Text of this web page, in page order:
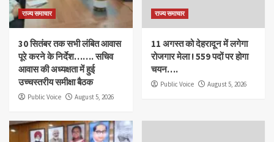
राज्य समाचार
30 सितंबर तक सभी लंबित आवास
पूरे करने के निर्देश……. सचिव
आवास की अध्यक्षता में हुई
उच्चस्तरीय समीक्षा बैठक
Public Voice August 5, 2026
राज्य समाचार
11 अगस्त को देहरादून में लगेगा
रोजगार मेला ! 559 पदों पर होगा
चयन….
Public Voice August 5, 2026